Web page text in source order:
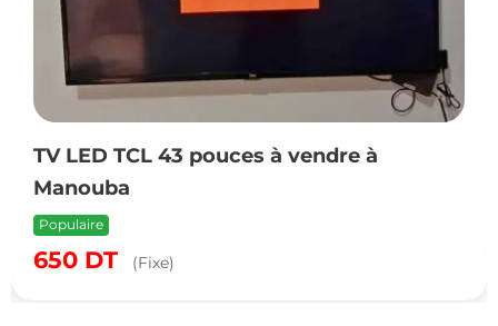
TCL 43 pouces à vendre à
(Fixe)